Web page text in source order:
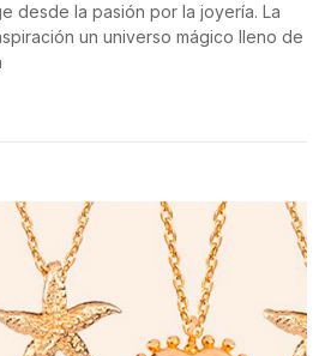
desde la pasión por la joyería. La
un universo mágico lleno de